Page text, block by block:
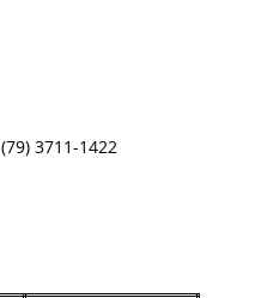
(79) 3711-1422